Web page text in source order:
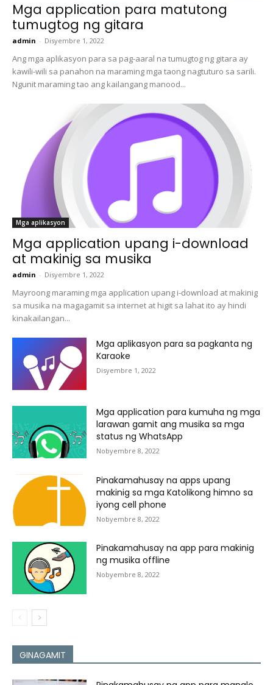
Mga application para matutong
tumugtog ng gitara
admin - Disyembre 1, 2022
Ang mga aplikasyon para sa pag-aaral na tumugtog ng gitara ay
kawili-wili sa panahon na maraming mga taong nagtuturo sa sarili.
Ngunit maraming tao ang kailangang manood...
Mga aplikasyon
Mga application upang i-download
at makinig sa musika
admin - Disyembre 1, 2022
Mayroong maraming mga application upang i-download at makinig
sa musika na magagamit sa internet at higit sa lahat ito ay hindi
kinakailangan...
Mga aplikasyon para sa pagkanta ng
Karaoke
Disyembre 1, 2022
Mga application para kumuha ng mga
larawan gamit ang musika sa mga
status ng WhatsApp
Nobyembre 8, 2022
Pinakamahusay na apps upang
makinig sa mga Katolikong himno sa
iyong cell phone
Nobyembre 8, 2022
Pinakamahusay na app para makinig
ng musika offline
Nobyembre 8, 2022
GINAGAMIT